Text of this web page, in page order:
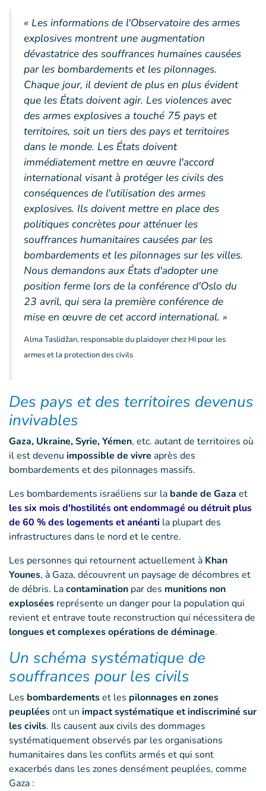
« Les informations de l'Observatoire des armes
explosives montrent une augmentation
dévastatrice des souffrances humaines causées
par les bombardements et les pilonnages.
Chaque jour, il devient de plus en plus évident
que les États doivent agir. Les violences avec
des armes explosives a touché 75 pays et
territoires, soit un tiers des pays et territoires
dans le monde. Les États doivent
immédiatement mettre en œuvre l'accord
international visant à protéger les civils des
conséquences de l'utilisation des armes
explosives. Ils doivent mettre en place des
politiques concrètes pour atténuer les
souffrances humanitaires causées par les
bombardements et les pilonnages sur les villes.
Nous demandons aux États d'adopter une
position ferme lors de la conférence d'Oslo du
23 avril, qui sera la première conférence de
mise en œuvre de cet accord international. »
Alma Taslidžan, responsable du plaidoyer chez HI pour les
armes et la protection des civils
Des pays et des territoires devenus
invivables
Gaza, Ukraine, Syrie, Yémen, etc. autant de territoires où
il est devenu impossible de vivre après des
bombardements et des pilonnages massifs.
Les bombardements israéliens sur la bande de Gaza et
les six mois d'hostilités ont endommagé ou détruit plus
de 60 % des logements et anéanti la plupart des
infrastructures dans le nord et le centre.
Les personnes qui retournent actuellement à Khan
Younes, à Gaza, découvrent un paysage de décombres et
de débris. Lacontamination par des munitions non
explosées représente un danger pour la population qui
revient et entrave toute reconstruction qui nécessitera de
longues et complexes opérations de déminage.
Un schéma systématique de
souffrances pour les civils
Les bombardementset les pilonnages en zones
peupléesont un impact systématique et indiscriminé sur
les civils. Ils causent aux civils des dommages
systématiquement observés par les organisations
humanitaires dans les conflits armés et qui sont
exacerbés dans les zones densément peuplées, comme
Gaza :